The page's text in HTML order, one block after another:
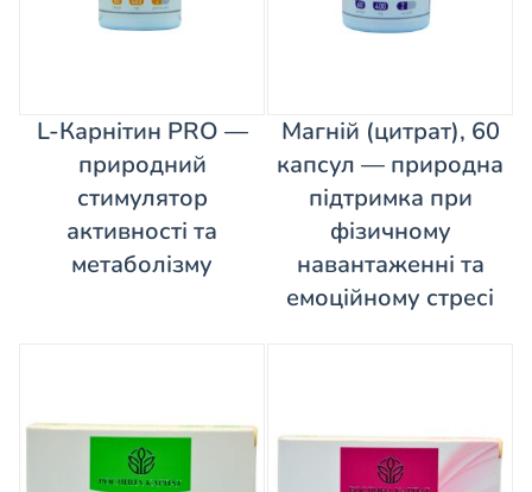
L-Карнітин PRO —
природний
стимулятор
активності та
метаболізму
Магній (цитрат), 60
капсул — природна
підтримка при
фізичному
навантаженні та
емоційному стресі